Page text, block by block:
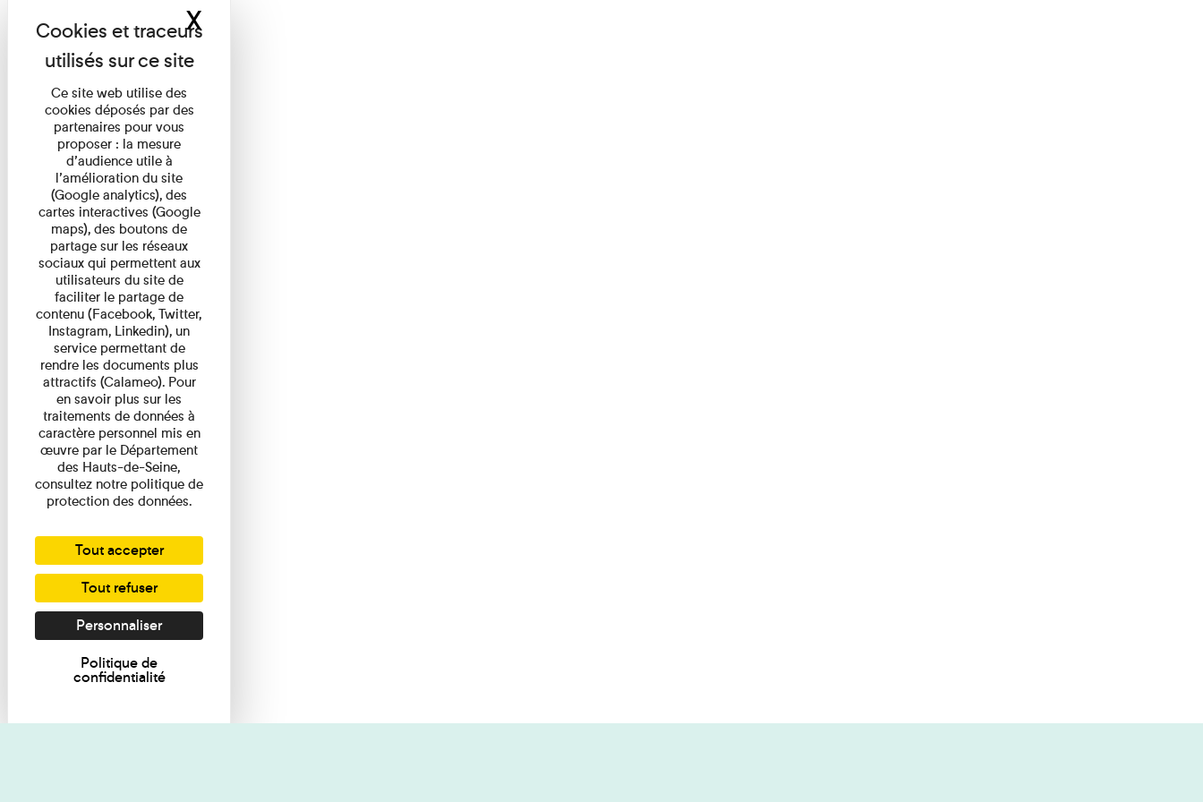
Ce site web utilise des
cookies déposés par des
partenaires pour vous
proposer : la mesure
d’audience utile à
l’amélioration du site
(Google analytics), des
cartes interactives (Google
maps), des boutons de
partage sur les réseaux
sociaux qui permettent aux
utilisateurs du site de
faciliter le partage de
contenu (Facebook, Twitter,
Instagram, Linkedin), un
service permettant de
rendre les documents plus
attractifs (Calameo). Pour
en savoir plus sur les
traitements de données à
caractère personnel mis en
œuvre par le Département
des Hauts-de-Seine,
consultez notre politique de
protection des données.
Tout accepter
Tout refuser
Personnaliser
Politique de
confidentialité
XMasquer le bandeau des cookies